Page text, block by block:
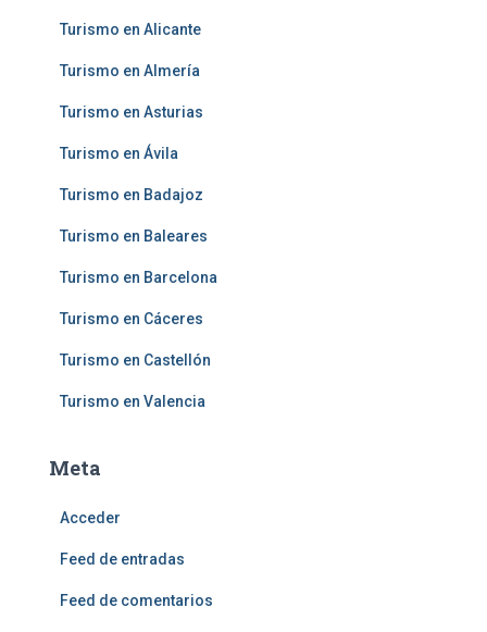
Turismo en Alicante
Turismo en Almería
Turismo en Asturias
Turismo en Ávila
Turismo en Badajoz
Turismo en Baleares
Turismo en Barcelona
Turismo en Cáceres
Turismo en Castellón
Turismo en Valencia
Meta
Acceder
Feed de entradas
Feed de comentarios